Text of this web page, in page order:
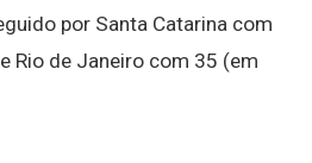
por Santa Catarina com
Rio de Janeiro com 35 (em